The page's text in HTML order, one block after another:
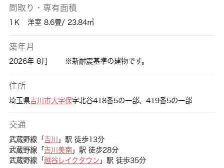
間取り・専有面積
1Ｋ 洋室 8.6畳/ 23.84㎡
築年月
2026年 8月 ※新耐震基準の建物です。
住所
埼玉県吉川市大字保字北谷418番5の一部、419番5の一部
交通
武蔵野線「 吉川
」駅 徒歩13分
武蔵野線「 吉川美南」駅 徒歩28分
武蔵野線「 越谷レイクタウン 」駅 徒歩35分